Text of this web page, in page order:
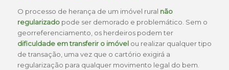
O processo de herança de um imóvel rural não
regularizadopode ser demorado e problemático. Sem o
georreferenciamento, os herdeiros podem ter
dificuldade em transferir o imóvelou realizar qualquer tipo
de transação, uma vez que o cartório exigirá a
regularização para qualquer movimento legal do bem.